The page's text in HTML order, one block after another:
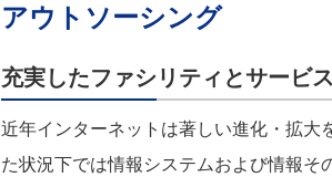
アウトソーシング
充実したファシリティとサービ
近年インターネットは著しい進化・拡大
た状況下では情報システムおよび情報そ